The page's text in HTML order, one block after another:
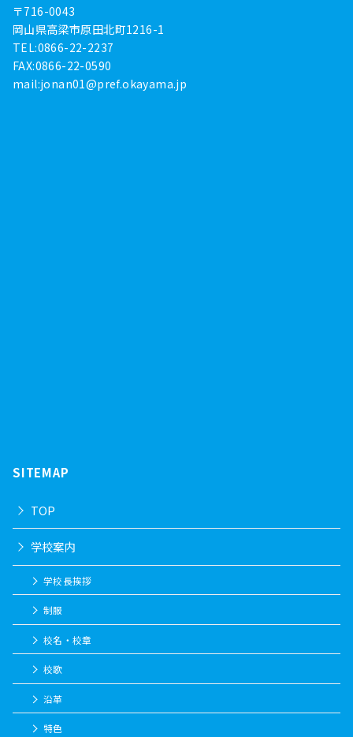
〒716-0043
岡山県高梁市原田北町1216-1
TEL:0866-22-2237
FAX:0866-22-0590
mail:jonan01@pref.okayama.jp
SITEMAP
TOP
学校案内
学校長挨拶
制服
校名・校章
校歌
沿革
特色